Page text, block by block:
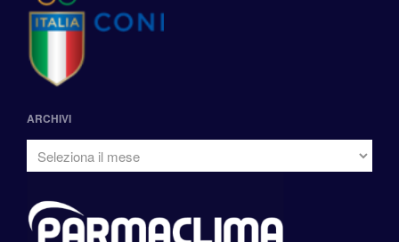
ARCHIVI